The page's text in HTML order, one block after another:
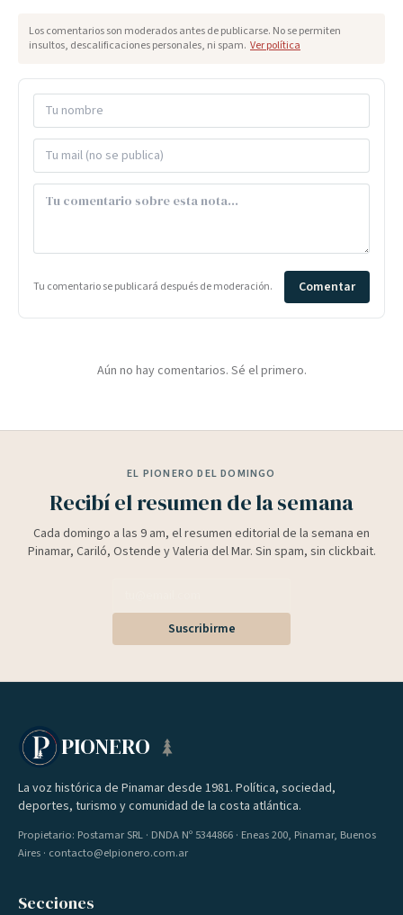
Los comentarios son moderados antes de publicarse. No se permiten
insultos, descalificaciones personales, ni spam. Ver política
Tu comentario se publicará después de moderación. Comentar
Aún no hay comentarios. Sé el primero.
EL PIONERO DEL DOMINGO
Recibí el resumen de la semana
Cada domingo a las 9 am, el resumen editorial de la semana en
Pinamar, Cariló, Ostende y Valeria del Mar. Sin spam, sin clickbait.
Suscribirme
PIONERO
La voz histórica de Pinamar desde 1981. Política, sociedad,
deportes, turismo y comunidad de la costa atlántica.
Propietario: Postamar SRL · DNDA Nº 5344866 · Eneas 200, Pinamar, Buenos
Aires · contacto@elpionero.com.ar
Secciones